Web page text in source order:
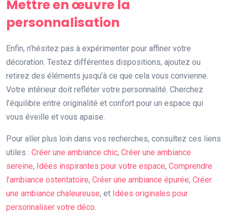
Mettre en œuvre la
personnalisation
Enfin, n’hésitez pas à expérimenter pour affiner votre
décoration. Testez différentes dispositions, ajoutez ou
retirez des éléments jusqu’à ce que cela vous convienne.
Votre intérieur doit refléter votre personnalité. Cherchez
l’équilibre entre originalité et confort pour un espace qui
vous éveille et vous apaise.
Pour aller plus loin dans vos recherches, consultez ces liens
utiles : Créer une ambiance chic, Créer une ambiance
sereine, Idées inspirantes pour votre espace, Comprendre
l’ambiance ostentatoire, Créer une ambiance épurée, Créer
une ambiance chaleureuse, et Idées originales pour
personnaliser votre déco.